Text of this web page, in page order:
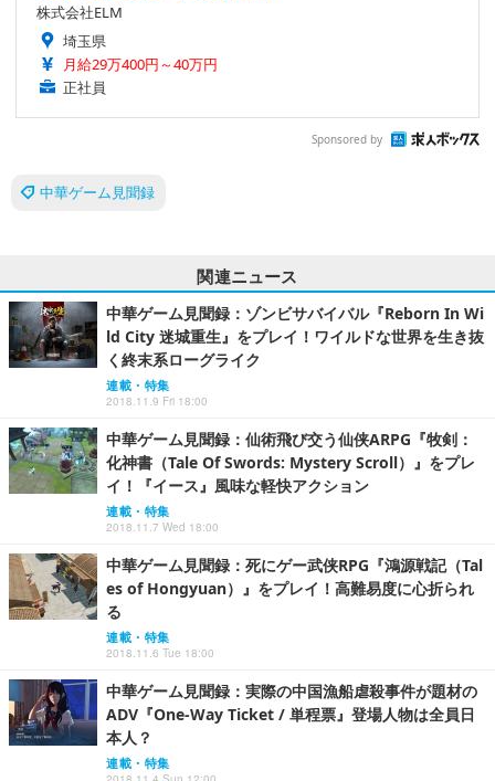
株式会社ELM
埼玉県
月給29万400円～40万円
正社員
Sponsored by
中華ゲーム見聞録
関連ニュース
中華ゲーム見聞録：ゾンビサバイバル『Reborn In Wi
ld City 迷城重生』をプレイ！ワイルドな世界を生き抜
く終末系ローグライク
連載・特集
2018.11.9 Fri 18:00
中華ゲーム見聞録：仙術飛び交う仙侠ARPG『牧剣：
化神書（Tale Of Swords: Mystery Scroll）』をプレ
イ！『イース』風味な軽快アクション
連載・特集
2018.11.7 Wed 18:00
中華ゲーム見聞録：死にゲー武侠RPG『鴻源戦記（Tal
es of Hongyuan）』をプレイ！高難易度に心折られ
る
連載・特集
2018.11.6 Tue 18:00
中華ゲーム見聞録：実際の中国漁船虐殺事件が題材の
ADV『One-Way Ticket / 単程票』登場人物は全員日
本人？
連載・特集